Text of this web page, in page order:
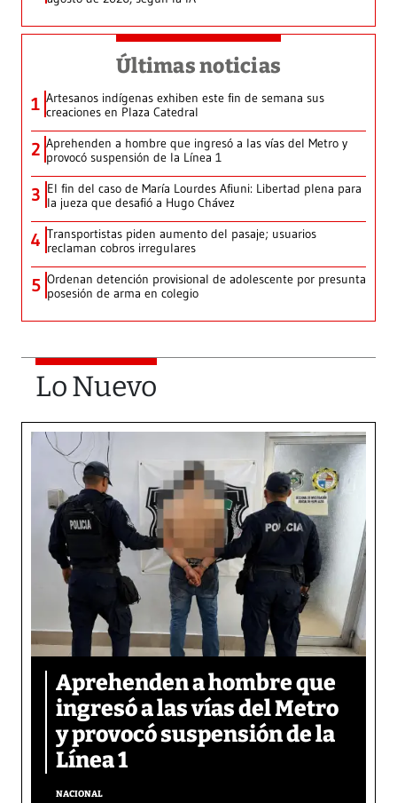
Últimas noticias
1 Artesanos indígenas exhiben este fin de semana sus
creaciones en Plaza Catedral
2 Aprehenden a hombre que ingresó a las vías del Metro y
provocó suspensión de la Línea 1
3 El fin del caso de María Lourdes Afiuni: Libertad plena para
la jueza que desafió a Hugo Chávez
4 Transportistas piden aumento del pasaje; usuarios
reclaman cobros irregulares
5 Ordenan detención provisional de adolescente por presunta
posesión de arma en colegio
Lo Nuevo
Aprehenden a hombre que
ingresó a las vías del Metro
y provocó suspensión de la
Línea 1
NACIONAL